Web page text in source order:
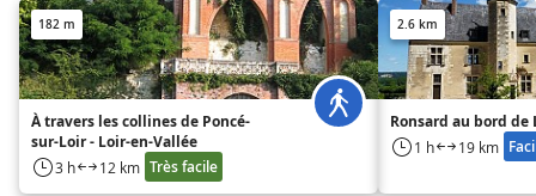
182 m
À travers les collines de Poncé-
sur-Loir - Loir-en-Vallée
3 h 12 km Très facile
2.6 km
Ronsard au bord de
1 h 19 km